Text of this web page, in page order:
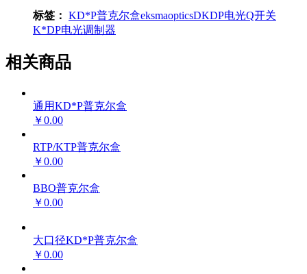
标签： KD*P普克尔盒eksmaopticsDKDP电光Q开关
K*DP电光调制器
相关商品
通用KD*P普克尔盒
￥0.00
RTP/KTP普克尔盒
￥0.00
BBO普克尔盒
￥0.00
大口径KD*P普克尔盒
￥0.00